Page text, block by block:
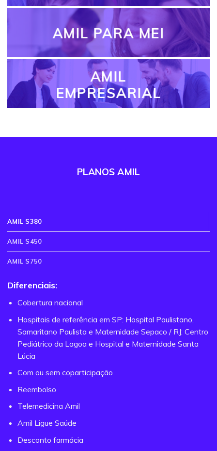
AMIL PARA MEI
AMIL
EMPRESARIAL
PLANOS AMIL
AMIL S380
AMIL S450
AMIL S750
Diferenciais:
Cobertura nacional
Hospitais de referência em SP: Hospital Paulistano,
Samaritano Paulista e Maternidade Sepaco / RJ: Centro
Pediátrico da Lagoa e Hospital e Maternidade Santa
Lúcia
Com ou sem coparticipação
Reembolso
Telemedicina Amil
Amil Ligue Saúde
Desconto farmácia